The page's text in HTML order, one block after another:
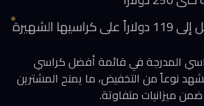
المدرجة في قائمة أفضل كراسي
نوعاً من التخفيض، ما يمنح المشترين
ضمن ميزانيات متفاوتة.